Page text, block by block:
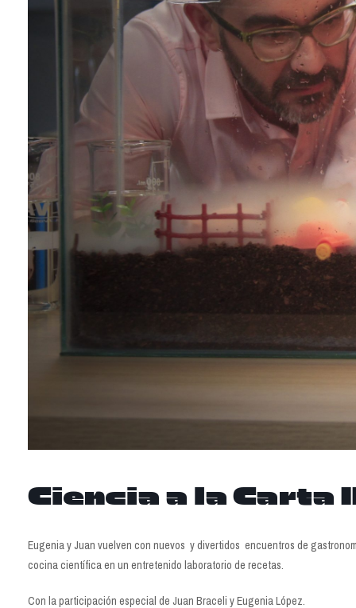
Ciencia a la Carta
Eugenia y Juan vuelven con nuevos y divertidos encuentros de
cocina científica en un entretenido laboratorio de recetas.
Con la participación especial de Juan Braceli y Eugenia López.